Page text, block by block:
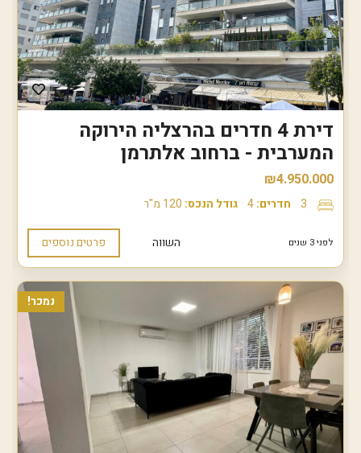
דירת 4 חדרים בהרצליה הירוקה
המערבית - ברחוב אלתרמן
₪4.950.000
3 חדרים:4 גודל הנכס: 120 מ"ר
לפני 3 שנים השווה פרטים נוספים
נמכר!